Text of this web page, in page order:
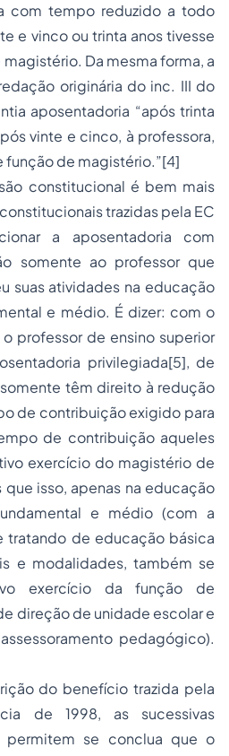
com tempo reduzido a todo
e vinco ou trinta anos tivesse
Da mesma forma, a
originária do inc. III do
aposentadoria “após trinta
vinte e cinco, à professora,
de magistério.”[4]
constitucional é bem mais
trazidas pela EC
a aposentadoria com
somente ao professor que
suas atividades na educação
e médio. É dizer: com o
professor de ensino superior
privilegiada[5], de
têm direito à redução
de contribuição exigido para
de contribuição aqueles
exercício do magistério de
isso, apenas na educação
e médio (com a
tratando de educação básica
e modalidades, também se
exercício da função de
direção de unidade escolar e
pedagógico).
do benefício trazida pela
de 1998, as sucessivas
permitem se conclua que o